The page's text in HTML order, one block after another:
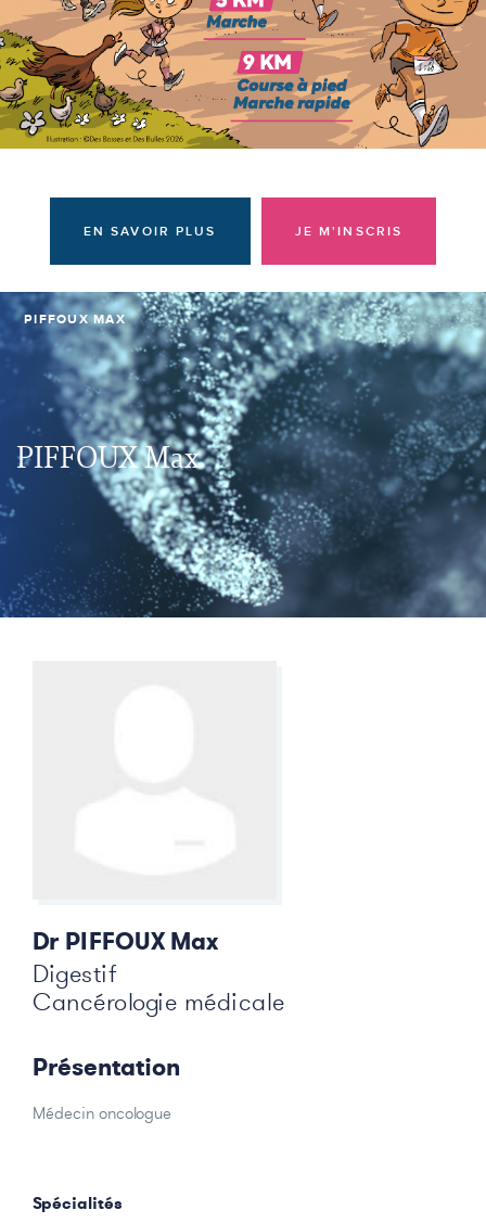
Actualités
Prendre rendez-vous
EN SAVOIR PLUS JE M'INSCRIS
PIFFOUX MAX
PIFFOUX Max
Dr PIFFOUX Max
Digestif
Cancérologie médicale
Présentation
Médecin oncologue
Spécialités